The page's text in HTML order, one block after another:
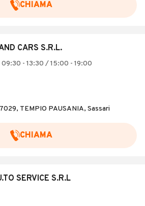
CHIAMA
CARS S.R.L.
09:30 - 13:30 / 15:00 - 19:00
TEMPIO PAUSANIA, Sassari
CHIAMA
SERVICE S.R.L